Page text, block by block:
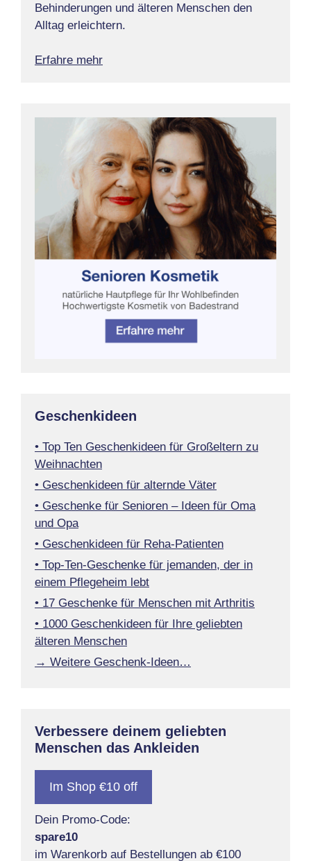
Behinderungen und älteren Menschen den
Alltag erleichtern.
Erfahre mehr
Geschenkideen
• Top Ten Geschenkideen für Großeltern zu
Weihnachten
• Geschenkideen für alternde Väter
• Geschenke für Senioren – Ideen für Oma
und Opa
• Geschenkideen für Reha-Patienten
• Top-Ten-Geschenke für jemanden, der in
einem Pflegeheim lebt
• 17 Geschenke für Menschen mit Arthritis
• 1000 Geschenkideen für Ihre geliebten
älteren Menschen
→ Weitere Geschenk-Ideen…
Verbessere deinem geliebten
Menschen das Ankleiden
Im Shop €10 off
Dein Promo-Code:
spare10
im Warenkorb auf Bestellungen ab €100